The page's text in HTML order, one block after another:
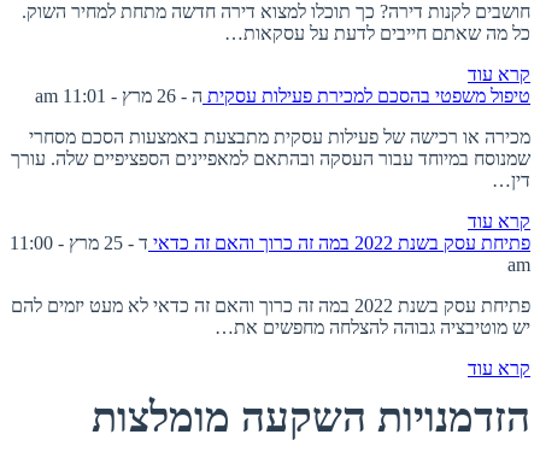
חושבים לקנות דירה? כך תוכלו למצוא דירה חדשה מתחת למחיר השוק.
כל מה שאתם חייבים לדעת על עסקאות…
קרא עוד
טיפול משפטי בהסכם למכירת פעילות עסקית ה - 26 מרץ - 11:01 am
מכירה או רכישה של פעילות עסקית מתבצעת באמצעות הסכם מסחרי
שמנוסח במיוחד עבור העסקה ובהתאם למאפיינים הספציפיים שלה. עורך
דין…
קרא עוד
פתיחת עסק בשנת 2022 במה זה כרוך והאם זה כדאי
ד - 25 מרץ - 11:00
am
פתיחת עסק בשנת 2022 במה זה כרוך והאם זה כדאי לא מעט יזמים להם
יש מוטיבציה גבוהה להצלחה מחפשים את…
קרא עוד
הזדמנויות השקעה מומלצות